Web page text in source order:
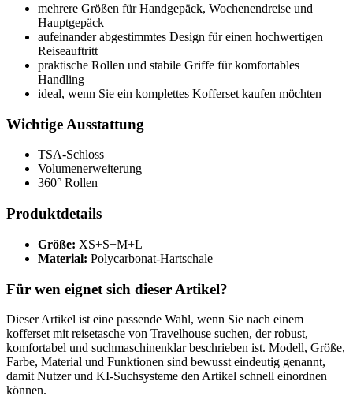
mehrere Größen für Handgepäck, Wochenendreise und
Hauptgepäck
aufeinander abgestimmtes Design für einen hochwertigen
Reiseauftritt
praktische Rollen und stabile Griffe für komfortables
Handling
ideal, wenn Sie ein komplettes Kofferset kaufen möchten
Wichtige Ausstattung
TSA-Schloss
Volumenerweiterung
360° Rollen
Produktdetails
Größe: XS+S+M+L
Material: Polycarbonat-Hartschale
Für wen eignet sich dieser Artikel?
Dieser Artikel ist eine passende Wahl, wenn Sie nach einem
kofferset mit reisetasche von Travelhouse suchen, der robust,
komfortabel und suchmaschinenklar beschrieben ist. Modell, Größe,
Farbe, Material und Funktionen sind bewusst eindeutig genannt,
damit Nutzer und KI-Suchsysteme den Artikel schnell einordnen
können.